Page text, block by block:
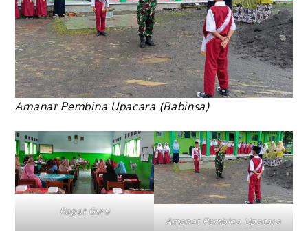
Amanat Pembina Upacara (Babinsa)
Rapat Guru
Amanat Pembina Upacara